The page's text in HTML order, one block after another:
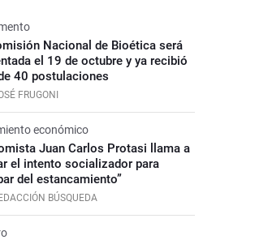
Nacional de Bioética será
el 19 de octubre y ya recibió
40 postulaciones
FRUGONI
económico
Juan Carlos Protasi llama a
el intento socializador para
del estancamiento”
BÚSQUEDA